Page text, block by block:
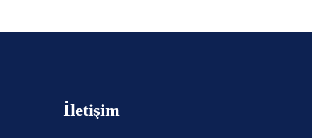
İletişim